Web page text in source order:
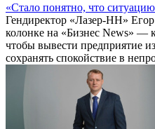
«Стало понятно, что
Гендиректор «Лазер-НН»
колонке на «Бизнес News» —
чтобы вывести предприятие
сохранять спокойствие в